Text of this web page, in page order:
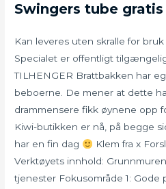
Swingers tube
Kan leveres uten skralle for
Specialet er offentligt
TILHENGER Brattbakken har
beboerne. De mener at dette
drammensere fikk øynene opp
Kiwi-butikken er nå, på begge
har en fin dag
Klem fra x
Verktøyets innhold:
tjenester Fokusområde 1: Gode